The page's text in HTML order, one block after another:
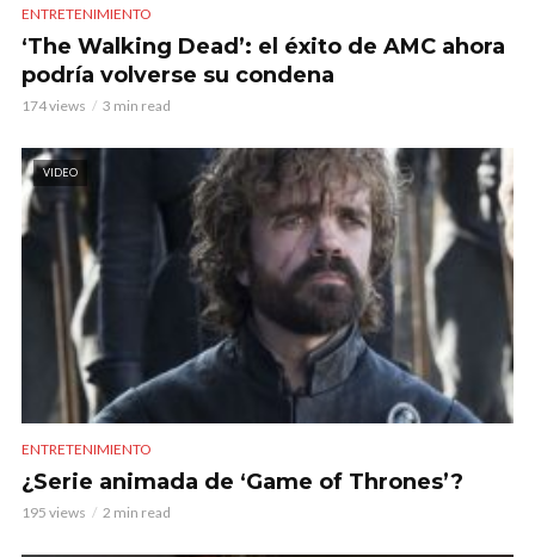
ENTRETENIMIENTO
‘The Walking Dead’: el éxito de AMC ahora
podría volverse su condena
174 views 3 min read
VIDEO
ENTRETENIMIENTO
¿Serie animada de ‘Game of Thrones’?
195 views 2 min read